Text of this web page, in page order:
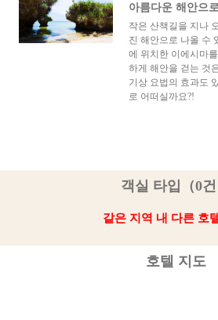
아름다운 해안으
작은 산책길을 지나
진 해안으로 나올 수
에 위치한 이에시마
하게 해안을 걷는 것
기상 요법의 효과도
로 어떠실까요?!
객실 타입（0건
같은 지역 내 다른 호
호텔 지도